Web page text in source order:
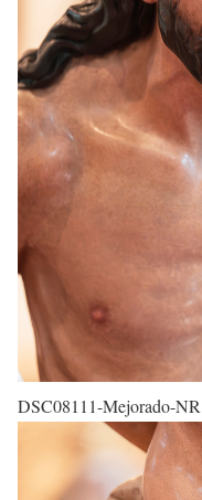
DSC08111-Mejorado-NR